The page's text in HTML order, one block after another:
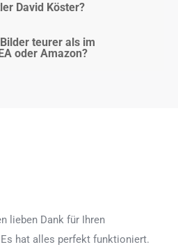
David Köster?
teurer als im
oder Amazon?
lieben Dank für Ihren
hat alles perfekt funktioniert.